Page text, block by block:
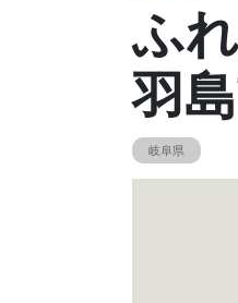
ふ
羽島
岐阜県